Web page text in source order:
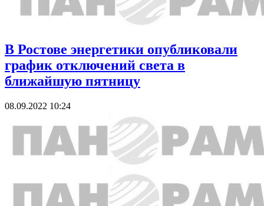
В Ростове энергетики опубликовали
график отключений света в
ближайшую пятницу
08.09.2022 10:24